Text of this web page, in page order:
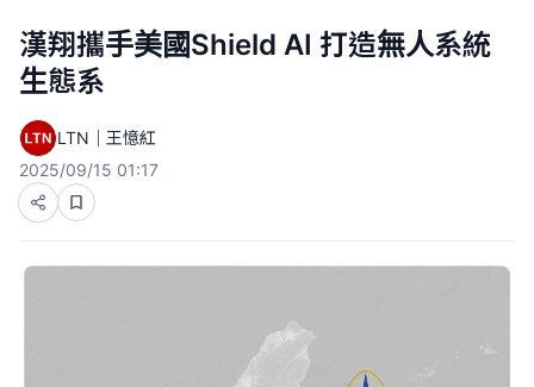
漢翔攜手美國Shield AI 打造無人系統
生態系
LTN｜王憶紅
2025/09/15 01:17